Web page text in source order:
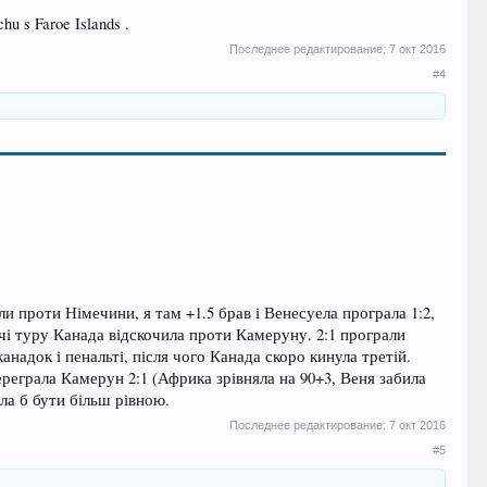
s Faroe Islands .
Последнее редактирование: 7 окт 2016
#4
проти Німечини, я там +1.5 брав і Венесуела програла 1:2,
туру Канада відскочила проти Камеруну. 2:1 програли
і пенальті, після чого Канада скоро кинула третій.
Камерун 2:1 (Африка зрівняла на 90+3, Веня забила
б бути більш рівною.
Последнее редактирование: 7 окт 2016
#5